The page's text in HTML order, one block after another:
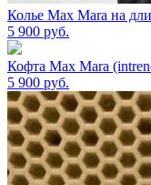
Колье Max Mara на
5 900 руб.
Кофта Max Mara
5 900 руб.